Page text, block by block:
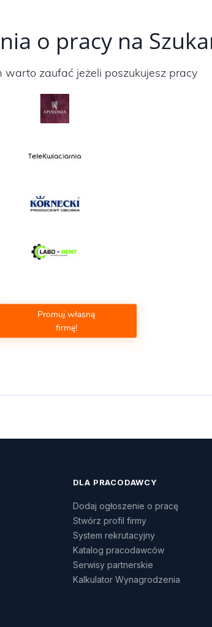
o pracy na
warto zaufać jeżeli poszukujesz pracy
Promuj własną
firmę!
DLA PRACODAWCY
Dodaj ogłoszenie o pracę
Stwórz profil firmy
System rekrutacyjny
Katalog pracodawców
Serwisy partnerskie
Kalkulator Wynagrodzenia